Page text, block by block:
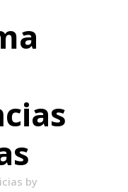
by